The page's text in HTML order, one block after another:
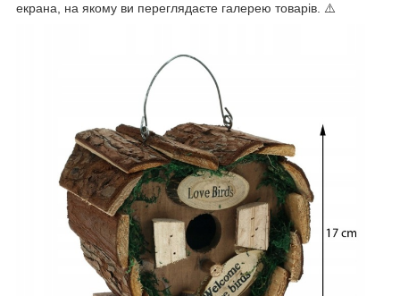
екрана, на якому ви переглядаєте галерею товарів. ⚠️